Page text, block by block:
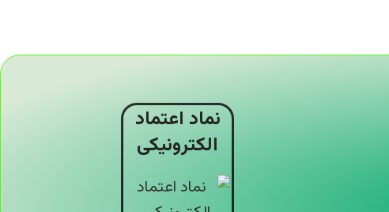
نماد اعتماد
الکترونیکی